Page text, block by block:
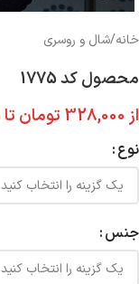
خانه/شال و روسری
محصول کد 1775
از 328,000 تومان تا
نوع
جنس